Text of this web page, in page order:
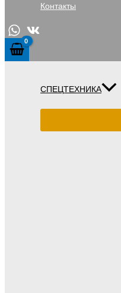
Контакты
СПЕЦТЕХНИКА